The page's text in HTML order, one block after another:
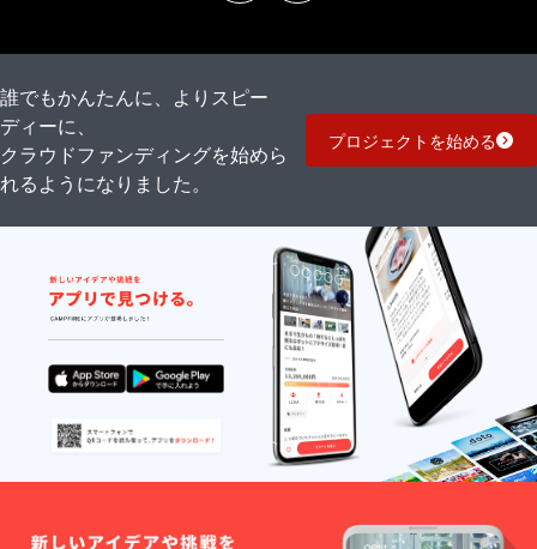
誰でもかんたんに、よりスピー
ディーに、
クラウドファンディングを始めら
れるようになりました。
プロジェクトを始める